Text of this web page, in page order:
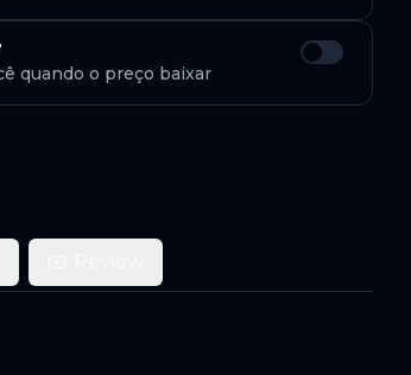
quando o preço baixar